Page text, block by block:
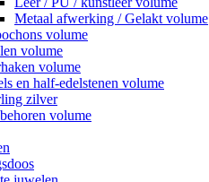
Metaal afwerking / Gelakt volume
volume
volume
volume
en half-edelstenen volume
zilver
volume